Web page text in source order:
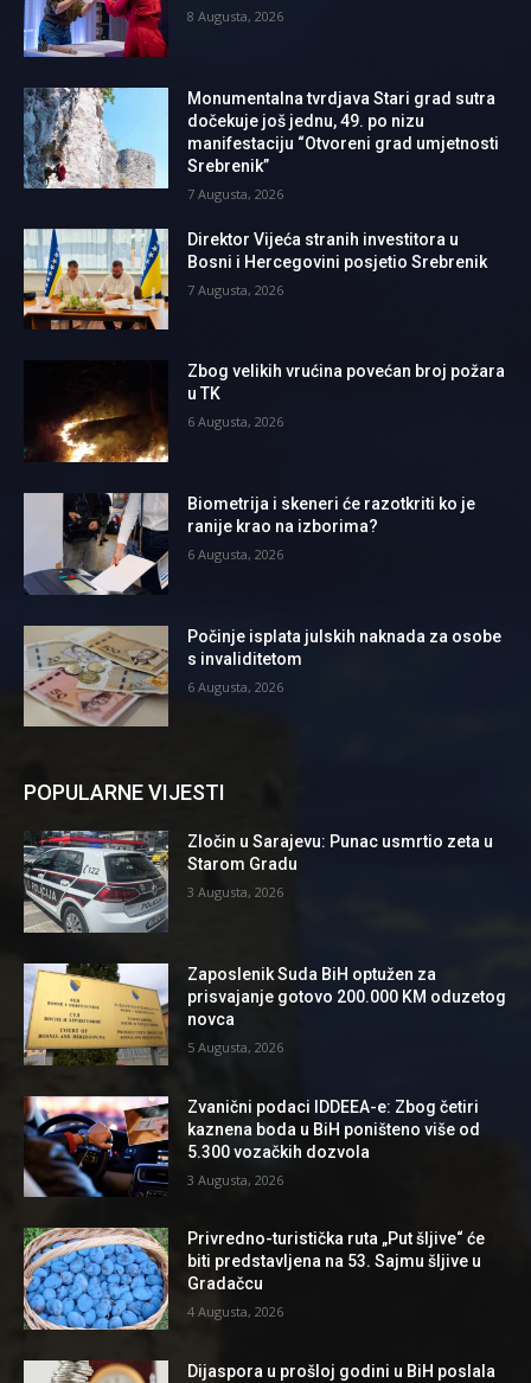
8 Augusta, 2026
Monumentalna tvrdjava Stari grad sutra
dočekuje još jednu, 49. po nizu
manifestaciju “Otvoreni grad umjetnosti
Srebrenik”
7 Augusta, 2026
Direktor Vijeća stranih investitora u
Bosni i Hercegovini posjetio Srebrenik
7 Augusta, 2026
Zbog velikih vrućina povećan broj požara
u TK
6 Augusta, 2026
Biometrija i skeneri će razotkriti ko je
ranije krao na izborima?
6 Augusta, 2026
Počinje isplata julskih naknada za osobe
s invaliditetom
6 Augusta, 2026
POPULARNE VIJESTI
Zločin u Sarajevu: Punac usmrtio zeta u
Starom Gradu
3 Augusta, 2026
Zaposlenik Suda BiH optužen za
prisvajanje gotovo 200.000 KM oduzetog
novca
5 Augusta, 2026
Zvanični podaci IDDEEA-e: Zbog četiri
kaznena boda u BiH poništeno više od
5.300 vozačkih dozvola
3 Augusta, 2026
Privredno-turistička ruta „Put šljive“ će
biti predstavljena na 53. Sajmu šljive u
Gradačcu
4 Augusta, 2026
Dijaspora u prošloj godini u BiH poslala